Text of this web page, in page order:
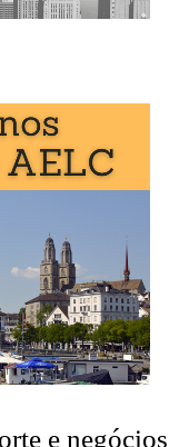
e negócios na
School:
e negócios